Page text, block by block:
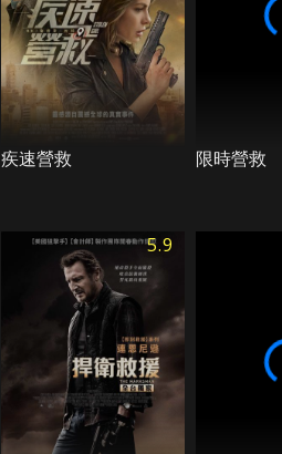
疾速營救 限時營救
5.9